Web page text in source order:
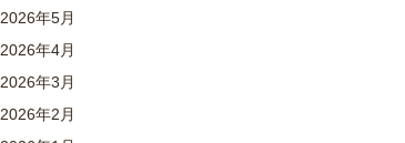
2026年5月
2026年4月
2026年3月
2026年2月